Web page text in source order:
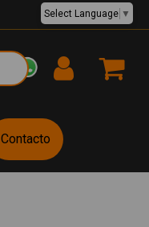
EUR €
Select Language ▼
Contacto